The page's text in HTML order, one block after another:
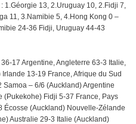
1.Géorgie 13, 2.Uruguay 10, 2.Fidji 7,
11, 3.Namibie 5, 4.Hong Kong 0 –
24-36 Fidji, Uruguay 44-43
17 Argentine, Angleterre 63-3 Italie,
13-19 France, Afrique du Sud
– 6/6 (Auckland) Argentine
(Pukekohe) Fidji 5-37 France, Pays
Écosse (Auckland) Nouvelle-Zélande
Australie 29-3 Italie (Auckland)